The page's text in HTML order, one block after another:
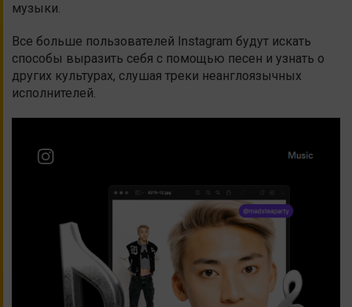
музыки.
Все больше пользователей Instagram будут искать
способы выразить себя с помощью песен и узнать о
других культурах, слушая треки неанглоязычных
исполнителей.